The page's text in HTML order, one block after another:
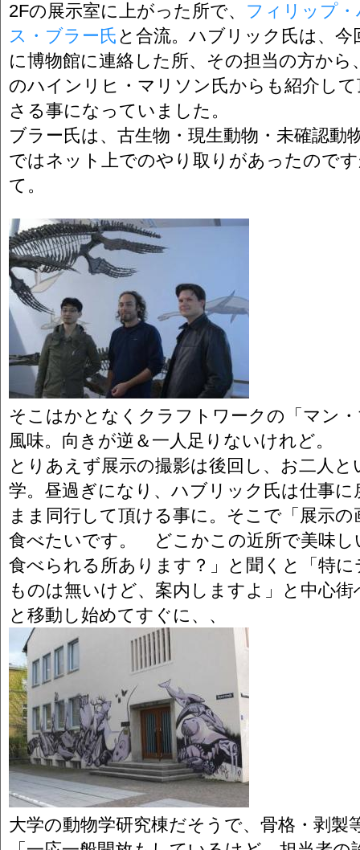
2Fの展示室に上がった所で、 フィリップ
ス・ブラー氏 と合流。ハブリック氏は、
に博物館に連絡した所、その担当の方か
のハインリヒ・マリソン氏からも紹介し
さる事になっていました。
ブラー氏は、古生物・現生動物・未確認動
ではネット上でのやり取りがあったので
て。
そこはかとなくクラフトワークの「マン
風味。向きが逆＆一人足りないけれど。
とりあえず展示の撮影は後回し、お二人
学。昼過ぎになり、ハブリック氏は仕事
まま同行して頂ける事に。そこで「展示
食べたいです。 どこかこの近所で美味し
食べられる所あります？」と聞くと「特
ものは無いけど、案内しますよ」と中心街
と移動し始めてすぐに、、
大学の動物学研究棟だそうで、骨格・剥製